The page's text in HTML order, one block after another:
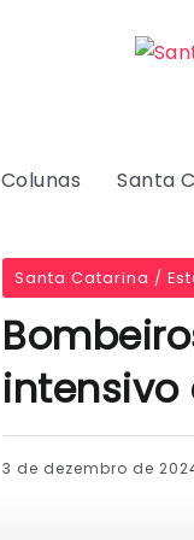
Colunas Santa
Santa Catarina /
intensivo
3 de dezembro de